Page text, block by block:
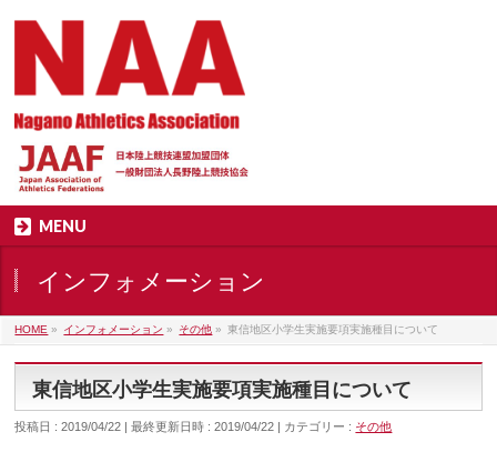
MENU
インフォメーション
HOME » インフォメーション » その他 » 東信地区小学生実施要項実施種目について
東信地区小学生実施要項実施種目について
投稿日 : 2019/04/22 最終更新日時 : 2019/04/22 カテゴリー : その他